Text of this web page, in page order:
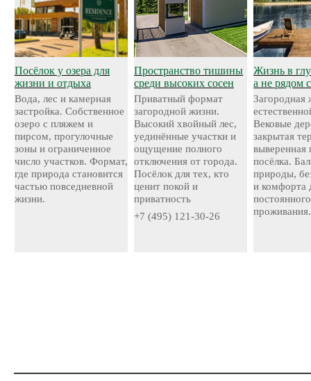
Посёлок у озера для
жизни и отдыха
Вода, лес и камерная
застройка. Собственное
озеро с пляжем и
пирсом, прогулочные
зоны и ограниченное
число участков. Формат,
где природа становится
частью повседневной
жизни.
Пространство тишины
среди высоких сосен
Приватный формат
загородной жизни.
Высокий хвойный лес,
уединённые участки и
ощущение полного
отключения от города.
Посёлок для тех, кто
ценит покой и
приватность
+7 (495) 121-30-26
Жизнь в
а не рядом
Загородная
Вековые
закрытая
выверенная
посёлка.
природы,
и комфорта
постоянного
проживания.